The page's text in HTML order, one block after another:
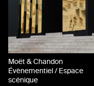
Moët & Chandon
Évènementiel / Espace
scénique